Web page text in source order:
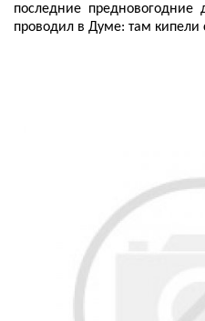
последние
проводил в Думе: там кипели